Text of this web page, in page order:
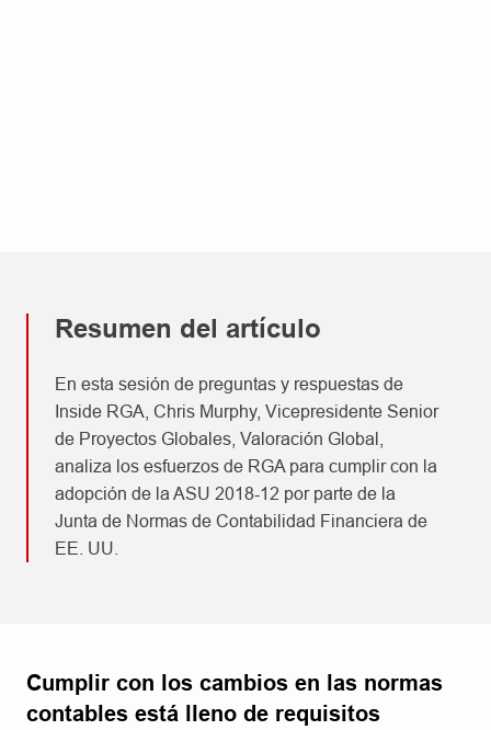
Resumen del artículo
En esta sesión de preguntas y respuestas de
Inside RGA, Chris Murphy, Vicepresidente Senior
de Proyectos Globales, Valoración Global,
analiza los esfuerzos de RGA para cumplir con la
adopción de la ASU 2018-12 por parte de la
Junta de Normas de Contabilidad Financiera de
EE. UU.
Cumplir con los cambios en las normas
contables está lleno de requisitos